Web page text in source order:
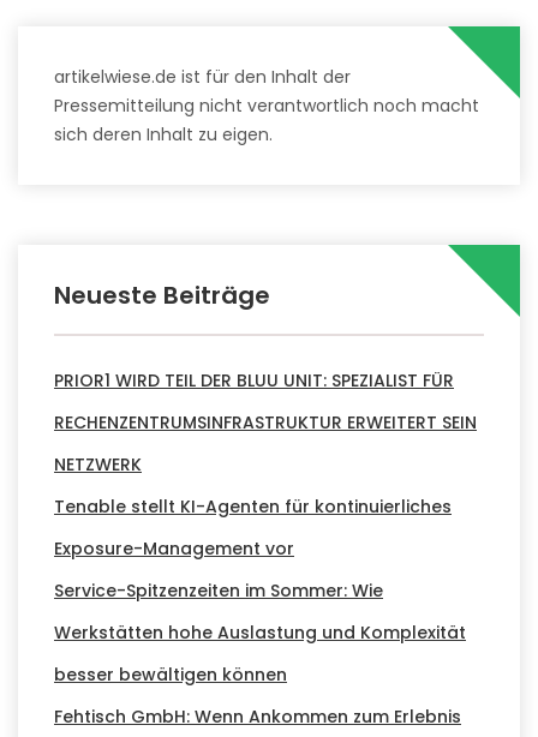
artikelwiese.de ist für den Inhalt der
Pressemitteilung nicht verantwortlich noch macht
sich deren Inhalt zu eigen.
Neueste Beiträge
PRIOR1 WIRD TEIL DER BLUU UNIT: SPEZIALIST FÜR
RECHENZENTRUMSINFRASTRUKTUR ERWEITERT SEIN
NETZWERK
Tenable stellt KI-Agenten für kontinuierliches
Exposure-Management vor
Service-Spitzenzeiten im Sommer: Wie
Werkstätten hohe Auslastung und Komplexität
besser bewältigen können
Fehtisch GmbH: Wenn Ankommen zum Erlebnis